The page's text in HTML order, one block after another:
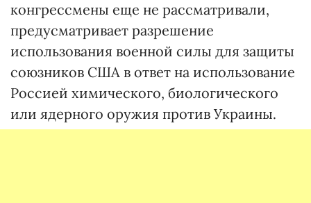
конгрессмены еще не рассматривали,
предусматривает разрешение
использования военной силы для защиты
союзников США в ответ на использование
Россией химического, биологического
или ядерного оружия против Украины.